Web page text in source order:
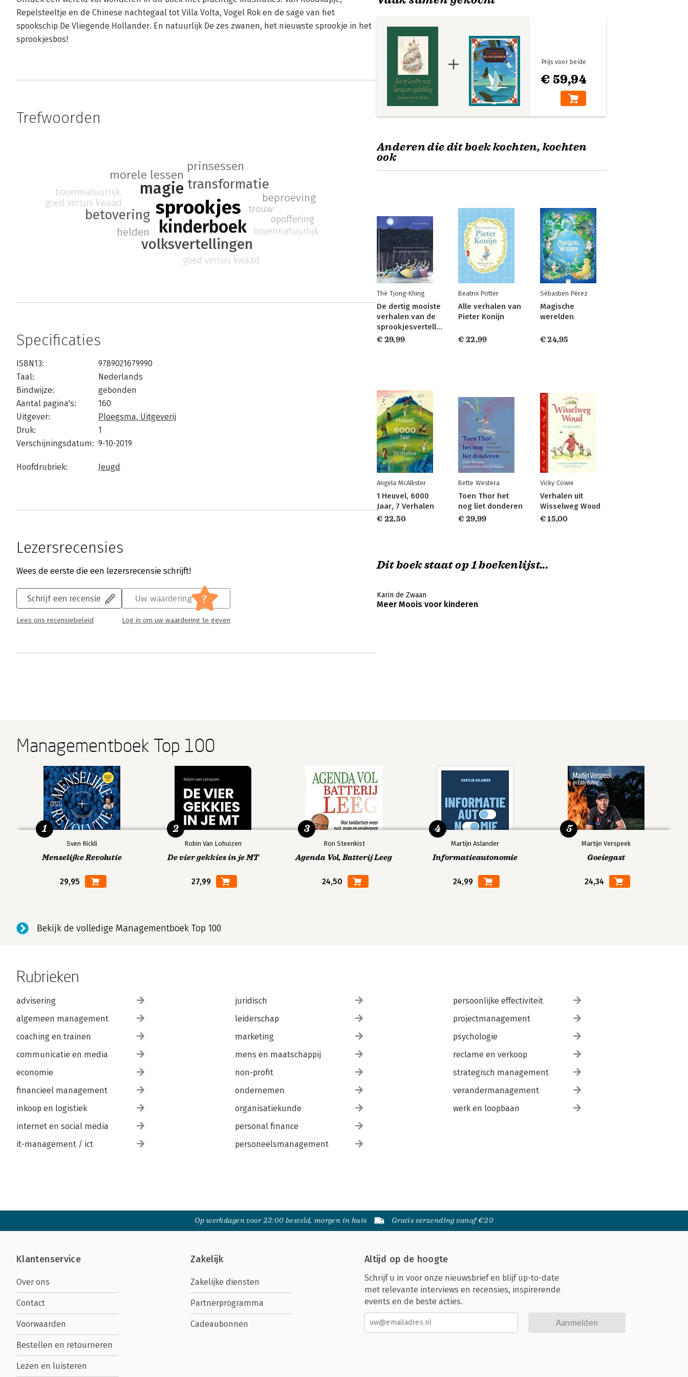
Repelsteeltje en de Chinese nachtegaal tot Villa Volta, Vogel Rok en de sage van het
spookschip De Vliegende Hollander. En natuurlijk De zes zwanen, het nieuwste sprookje in het
sprookjesbos!
Trefwoorden
sprookjes
kinderboek
magie
volksvertellingen
transformatie
betovering
morele lessen
prinsessen
beproeving
helden
trouw
opoffering
goed versus kwaad
bovennatuurlijk
goed versus kwaad
bovennatuurlijk
Specificaties
ISBN13:
9789021679990
Taal:
Nederlands
Bindwijze:
gebonden
Aantal pagina's:
160
Uitgever:
Ploegsma, Uitgeverij
Druk:
1
Verschijningsdatum: 9-10-2019
Hoofdrubriek: Jeugd
Lezersrecensies
Wees de eerste die een lezersrecensie schrijft!
Schrijf een recensie
Lees ons recensiebeleid
Uw waardering ?
Log in om uw waardering te geven
€ 59,94
Prijs voor beide
Anderen die dit boek kochten, kochten
ook
Thé Tjong-Khing
De dertig mooiste
verhalen van de
sprookjesverteller
€ 29,99
Beatrix Potter
Alle verhalen van
Pieter Konijn
€ 22,99
Sébastien Pérez
Magische
werelden
€ 24,95
Angela McAllister
1 Heuvel, 6000
Jaar, 7 Verhalen
€ 22,50
Bette Westera
Toen Thor het
nog liet donderen
€ 29,99
Vicky Cowie
Verhalen uit
Wisselweg Woud
€ 15,00
Dit boek staat op 1 boekenlijst...
Karin de Zwaan
Meer Moois voor kinderen
Managementboek Top 100
Sven Rickli
Menselijke Revolutie
29,95
1
Robin Van Lohuizen
De vier gekkies in je MT
27,99
2
Ron Steenkist
Agenda Vol, Batterij Leeg
24,50
3
Martijn Aslander
Informatieautonomie
24,99
4
Martijn Verspeek
Goeiegast
24,34
5
Bekijk de volledige Managementboek Top 100
Rubrieken
advisering
algemeen management
coaching en trainen
communicatie en media
economie
financieel management
inkoop en logistiek
internet en social media
it-management / ict
juridisch
leiderschap
marketing
mens en maatschappij
non-profit
ondernemen
organisatiekunde
personal finance
personeelsmanagement
persoonlijke effectiviteit
projectmanagement
psychologie
reclame en verkoop
strategisch management
verandermanagement
werk en loopbaan
Op werkdagen voor 23:00 besteld, morgen in huis Gratis verzending vanaf €20
Klantenservice
Over ons
Contact
Voorwaarden
Bestellen en retourneren
Lezen en luisteren
Zakelijk
Zakelijke diensten
Partnerprogramma
Cadeaubonnen
Altijd op de hoogte
Schrijf u in voor onze nieuwsbrief en blijf up-to-date
met relevante interviews en recensies, inspirerende
events en de beste acties.
Aanmelden